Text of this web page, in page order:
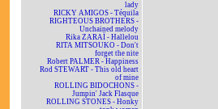
lady
RICKY AMIGOS - Téquila
RIGHTEOUS BROTHERS -
Unchained melody
Rika ZARAÏ - Hallelou
RITA MITSOUKO - Don't
forget the nite
Robert PALMER - Happiness
Rod STEWART - This old heart
of mine
ROLLING BIDOCHONS -
Jumpin' Jack Flasque
ROLLING STONES - Honky